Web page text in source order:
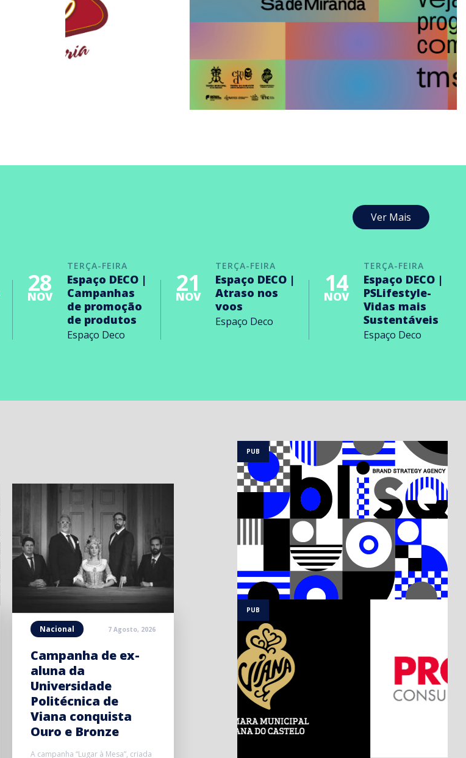
Ver Mais
TERÇA-FEIRA
28
NOV
Espaço DECO |
Campanhas
de promoção
de produtos
Espaço Deco
TERÇA-FEIRA
21
NOV
Espaço DECO |
Atraso nos
voos
Espaço Deco
TERÇA-FEIRA
14
NOV
Espaço DECO |
PSLifestyle-
Vidas mais
Sustentáveis
Espaço Deco
Nacional 7 Agosto, 2026
Campanha de ex-
aluna da
Universidade
Politécnica de
Viana conquista
Ouro e Bronze
A campanha “Lugar à Mesa”, criada